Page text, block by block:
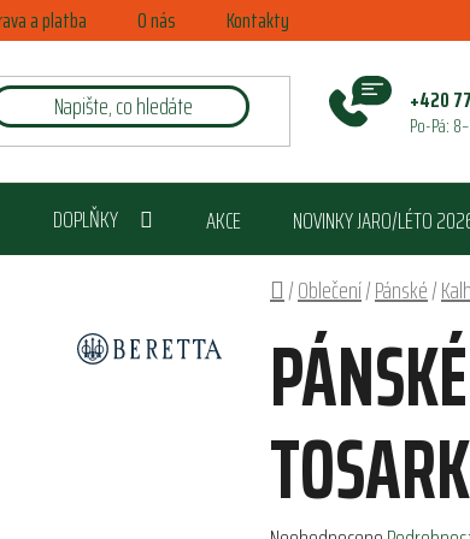
a platba O nás Kontakty
+420
Po-Pá:
DOPLŇKY AKCE NOVINKY JARO/LÉTO
Domů
/Oblečení/Pánské/
TOSARK